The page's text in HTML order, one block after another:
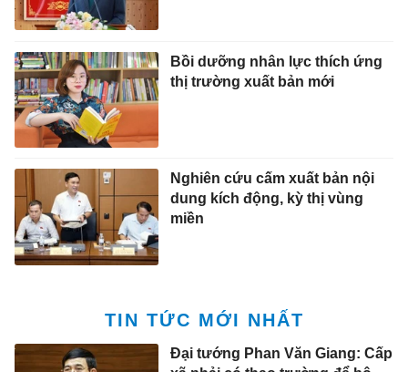
Bồi dưỡng nhân lực thích ứng
thị trường xuất bản mới
Nghiên cứu cấm xuất bản nội
dung kích động, kỳ thị vùng
miền
TIN TỨC MỚI NHẤT
Đại tướng Phan Văn Giang: Cấp